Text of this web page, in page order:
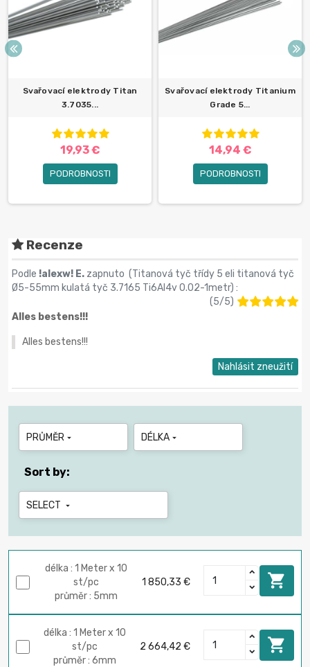
Svařovací elektrody Titan
3.7035...
19,93 €
PODROBNOSTI
Svařovací elektrody Titanium
Grade 5...
14,94 €
PODROBNOSTI
Recenze
Podle !alexw! E. zapnuto (Titanová tyč třídy 5 eli titanová tyč
Ø5-55mm kulatá tyč 3.7165 Ti6Al4v 0.02-1metr) :
(5/5)
Alles bestens!!!
Alles bestens!!!
Nahlásit zneužití
PRŮMĚR  DÉLKA 
Sort by:
SELECT 
délka : 1 Meter x 10
st/pc
průměr : 5mm
1 850,33 € 
délka : 1 Meter x 10
st/pc
průměr : 6mm
2 664,42 € 